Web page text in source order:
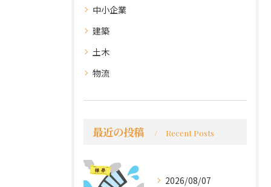
中小企業
建築
土木
物流
最近の投稿 Recent Posts
2026/08/07